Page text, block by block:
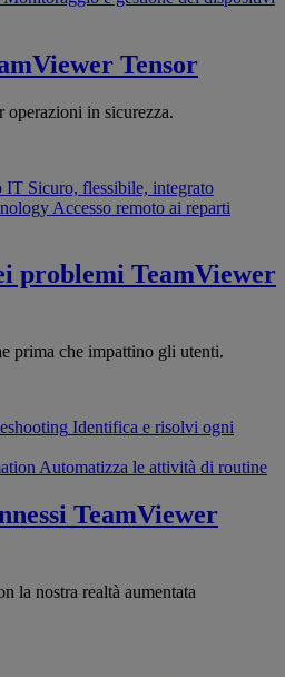
Tensor
operazioni in sicurezza.
IT Sicuro, flessibile, integrato
Accesso remoto ai reparti
problemi TeamViewer
prima che impattino gli utenti.
Identifica e risolvi ogni
Automatizza le attività di routine
TeamViewer
la nostra realtà aumentata